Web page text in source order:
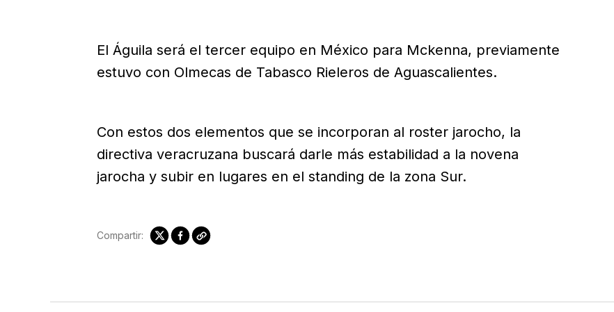
El Águila será el tercer equipo en México para Mckenna, previamente
estuvo con Olmecas de Tabasco Rieleros de Aguascalientes.
Con estos dos elementos que se incorporan al roster jarocho, la
directiva veracruzana buscará darle más estabilidad a la novena
jarocha y subir en lugares en el standing de la zona Sur.
Compartir: